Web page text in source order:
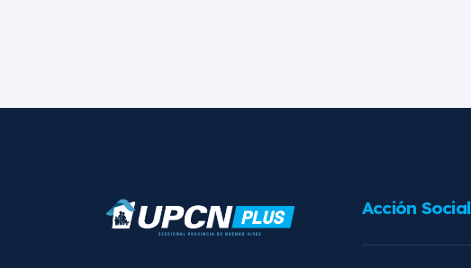
Acción Social